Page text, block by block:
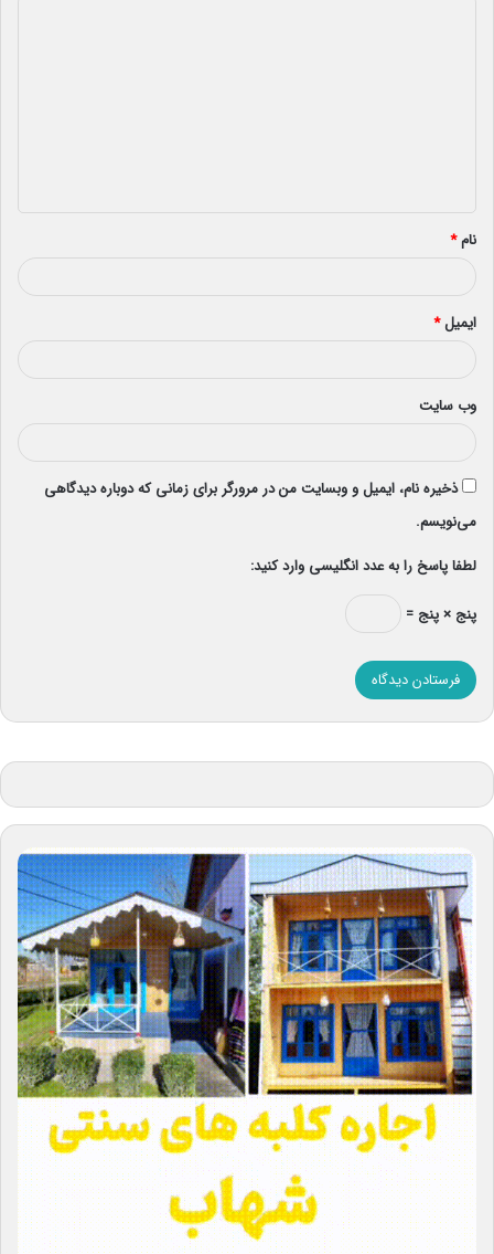
*
نام*
ایمیل*
وب‌ سایت
ذخیره نام، ایمیل و وبسایت من در مرورگر برای زمانی که دوباره دیدگاهی
می‌نویسم.
لطفا پاسخ را به عدد انگلیسی وارد کنید:
پنج × پنج =